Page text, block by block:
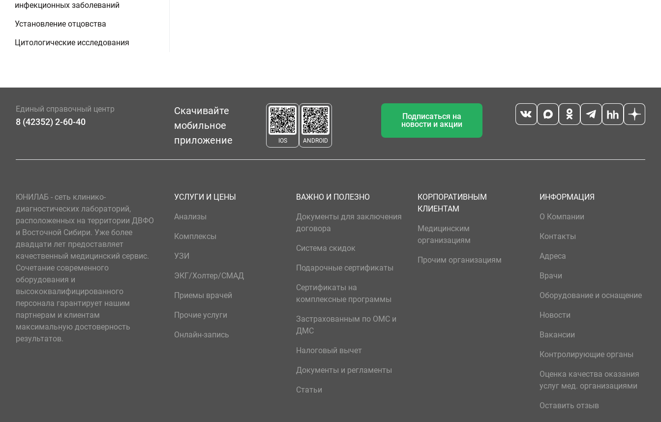
инфекционных заболеваний
Установление отцовства
Цитологические исследования
Единый справочный центр
8 (42352) 2-60-40
Скачивайте
мобильное
приложение
IOS ANDROID
Подписаться на
новости и акции
ЮНИЛАБ - сеть клинико-
диагностических лабораторий,
расположенных на территории ДВФО
и Восточной Сибири. Уже более
двадцати лет предоставляет
качественный медицинский сервис.
Сочетание современного
оборудования и
высококвалифицированного
персонала гарантирует нашим
партнерам и клиентам
максимальную достоверность
результатов.
УСЛУГИ И ЦЕНЫ
Анализы
Комплексы
УЗИ
ЭКГ/Холтер/СМАД
Приемы врачей
Прочие услуги
Онлайн-запись
ВАЖНО И ПОЛЕЗНО
Документы для заключения
договора
Система скидок
Подарочные сертификаты
Сертификаты на
комплексные программы
Застрахованным по ОМС и
ДМС
Налоговый вычет
Документы и регламенты
Статьи
КОРПОРАТИВНЫМ
КЛИЕНТАМ
Медицинским
организациям
Прочим организациям
ИНФОРМАЦИЯ
О Компании
Контакты
Адреса
Врачи
Оборудование и оснащение
Новости
Вакансии
Контролирующие органы
Оценка качества оказания
услуг мед. организациями
Оставить отзыв